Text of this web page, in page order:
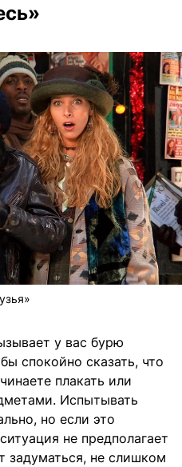
у вас бурю
спокойно сказать, что
плакать или
Испытывать
но если это
не предполагает
задуматься, не слишком